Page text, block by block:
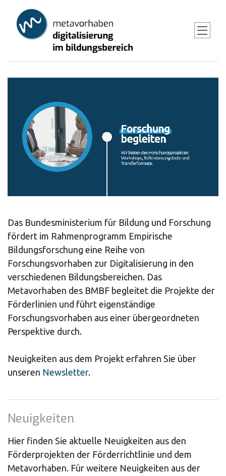
main
Das Bundesministerium für Bildung und Forschung
fördert im Rahmenprogramm Empirische
Bildungsforschung eine Reihe von
Forschungsvorhaben zur Digitalisierung in den
verschiedenen Bildungsbereichen. Das
Metavorhaben des BMBF begleitet die Projekte der
Förderlinien und führt eigenständige
Forschungsvorhaben aus einer übergeordneten
Perspektive durch.
Neuigkeiten aus dem Projekt erfahren Sie über
unseren Newsletter.
Neuigkeiten
Hier finden Sie aktuelle Neuigkeiten aus den
Förderprojekten der Förderrichtlinie und dem
Metavorhaben. Für weitere Neuigkeiten aus der